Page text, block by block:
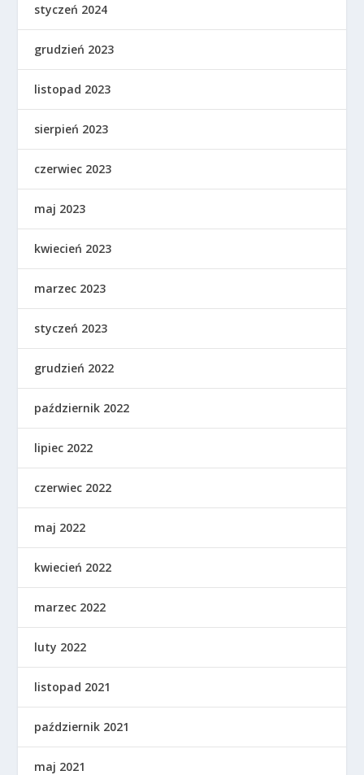
styczeń 2024
grudzień 2023
listopad 2023
sierpień 2023
czerwiec 2023
maj 2023
kwiecień 2023
marzec 2023
styczeń 2023
grudzień 2022
październik 2022
lipiec 2022
czerwiec 2022
maj 2022
kwiecień 2022
marzec 2022
luty 2022
listopad 2021
październik 2021
maj 2021